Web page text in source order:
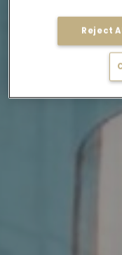
Reject